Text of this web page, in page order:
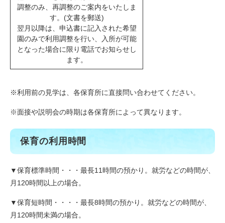
調整のみ、再調整のご案内をいたしま
す。(文書を郵送)
翌月以降は、申込書に記入された希望
園のみで利用調整を行い、入所が可能
となった場合に限り電話でお知らせし
ます。
※利用前の見学は、各保育所に直接問い合わせてください。
※面接や説明会の時期は各保育所によって異なります。
保育の利用時間
▼保育標準時間・・・最長11時間の預かり。就労などの時間が、
月120時間以上の場合。
▼保育短時間・・・・最長8時間の預かり。就労などの時間が、
月120時間未満の場合。